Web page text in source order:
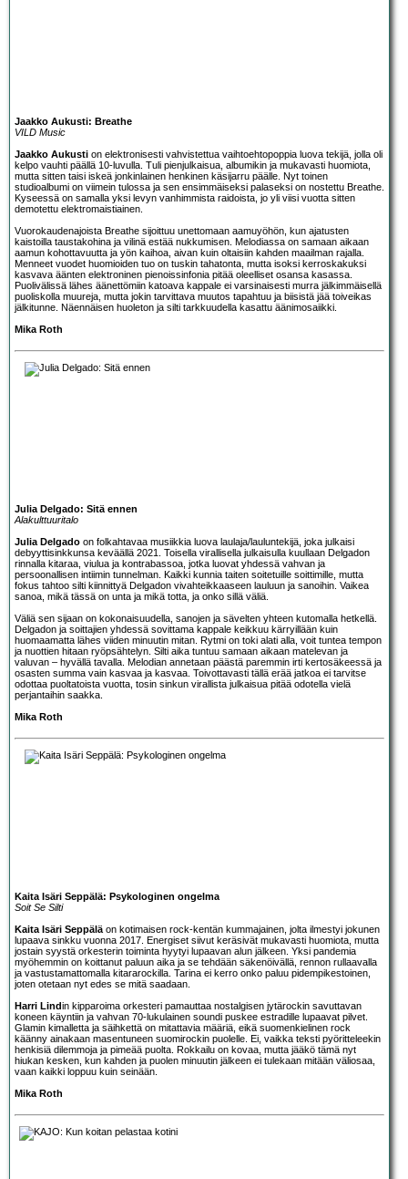
Jaakko Aukusti: Breathe
VILD Music
Jaakko Aukusti on elektronisesti vahvistettua vaihtoehtopoppia luova tekijä, jolla oli
kelpo vauhti päällä 10-luvulla. Tuli pienjulkaisua, albumikin ja mukavasti huomiota,
mutta sitten taisi iskeä jonkinlainen henkinen käsijarru päälle. Nyt toinen
studioalbumi on viimein tulossa ja sen ensimmäiseksi palaseksi on nostettu Breathe.
Kyseessä on samalla yksi levyn vanhimmista raidoista, jo yli viisi vuotta sitten
demotettu elektromaistiainen.
Vuorokaudenajoista Breathe sijoittuu unettomaan aamuyöhön, kun ajatusten
kaistoilla taustakohina ja vilinä estää nukkumisen. Melodiassa on samaan aikaan
aamun kohottavuutta ja yön kaihoa, aivan kuin oltaisiin kahden maailman rajalla.
Menneet vuodet huomioiden tuo on tuskin tahatonta, mutta isoksi kerroskakuksi
kasvava äänten elektroninen pienoissinfonia pitää oleelliset osansa kasassa.
Puolivälissä lähes äänettömiin katoava kappale ei varsinaisesti murra jälkimmäisellä
puoliskolla muureja, mutta jokin tarvittava muutos tapahtuu ja biisistä jää toiveikas
jälkitunne. Näennäisen huoleton ja silti tarkkuudella kasattu äänimosaiikki.
Mika Roth
Julia Delgado: Sitä ennen
Alakulttuuritalo
Julia Delgado on folkahtavaa musiikkia luova laulaja/lauluntekijä, joka julkaisi
debyyttisinkkunsa keväällä 2021. Toisella virallisella julkaisulla kuullaan Delgadon
rinnalla kitaraa, viulua ja kontrabassoa, jotka luovat yhdessä vahvan ja
persoonallisen intiimin tunnelman. Kaikki kunnia taiten soitetuille soittimille, mutta
fokus tahtoo silti kiinnittyä Delgadon vivahteikkaaseen lauluun ja sanoihin. Vaikea
sanoa, mikä tässä on unta ja mikä totta, ja onko sillä väliä.
Väliä sen sijaan on kokonaisuudella, sanojen ja sävelten yhteen kutomalla hetkellä.
Delgadon ja soittajien yhdessä sovittama kappale keikkuu kärryillään kuin
huomaamatta lähes viiden minuutin mitan. Rytmi on toki alati alla, voit tuntea tempon
ja nuottien hitaan ryöpsähtelyn. Silti aika tuntuu samaan aikaan matelevan ja
valuvan – hyvällä tavalla. Melodian annetaan päästä paremmin irti kertosäkeessä ja
osasten summa vain kasvaa ja kasvaa. Toivottavasti tällä erää jatkoa ei tarvitse
odottaa puoltatoista vuotta, tosin sinkun virallista julkaisua pitää odotella vielä
perjantaihin saakka.
Mika Roth
Kaita Isäri Seppälä: Psykologinen ongelma
Soit Se Silti
Kaita Isäri Seppälä on kotimaisen rock-kentän kummajainen, jolta ilmestyi jokunen
lupaava sinkku vuonna 2017. Energiset siivut keräsivät mukavasti huomiota, mutta
jostain syystä orkesterin toiminta hyytyi lupaavan alun jälkeen. Yksi pandemia
myöhemmin on koittanut paluun aika ja se tehdään säkenöivällä, rennon rullaavalla
ja vastustamattomalla kitararockilla. Tarina ei kerro onko paluu pidempikestoinen,
joten otetaan nyt edes se mitä saadaan.
Harri Lindin kipparoima orkesteri pamauttaa nostalgisen jytärockin savuttavan
koneen käyntiin ja vahvan 70-lukulainen soundi puskee estradille lupaavat pilvet.
Glamin kimalletta ja säihkettä on mitattavia määriä, eikä suomenkielinen rock
käänny ainakaan masentuneen suomirockin puolelle. Ei, vaikka teksti pyöritteleekin
henkisiä dilemmoja ja pimeää puolta. Rokkailu on kovaa, mutta jääkö tämä nyt
hiukan kesken, kun kahden ja puolen minuutin jälkeen ei tulekaan mitään väliosaa,
vaan kaikki loppuu kuin seinään.
Mika Roth